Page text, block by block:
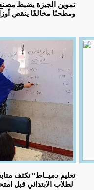
تموين الجيزة يضبط
ومطحنًا مخالفًا ينقص